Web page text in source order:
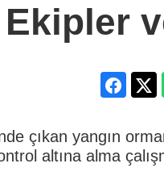
Ekipler
çıkan yangın
altına alma